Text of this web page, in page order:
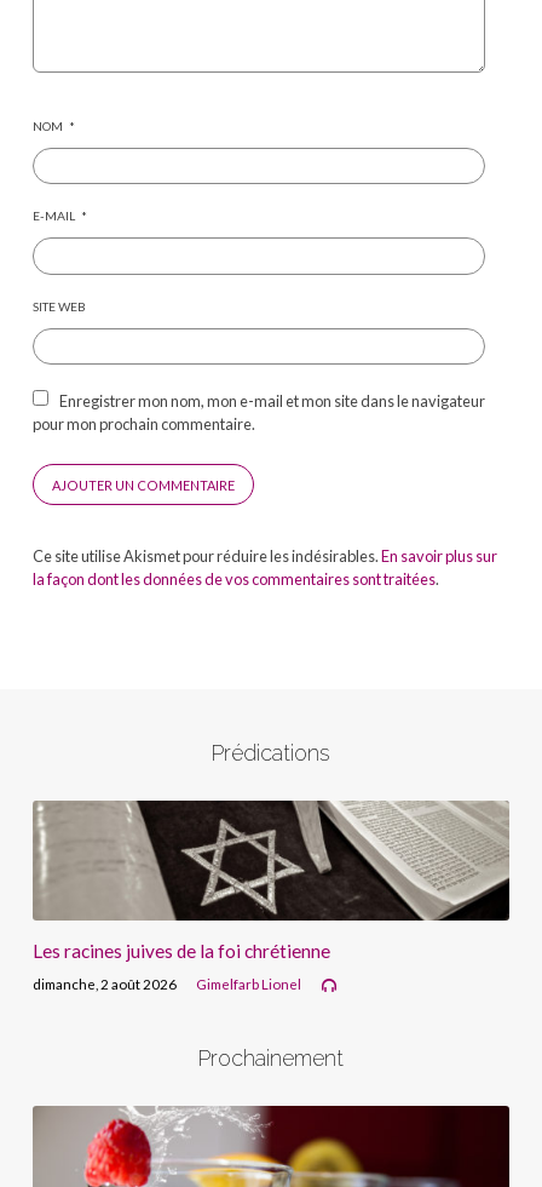
NOM *
E-MAIL *
SITE WEB
Enregistrer mon nom, mon e-mail et mon site dans le navigateur
pour mon prochain commentaire.
Ce site utilise Akismet pour réduire les indésirables.En savoir plus sur
la façon dont les données de vos commentaires sont traitées.
Prédications
Les racines juives de la foi chrétienne
dimanche, 2 août 2026 Gimelfarb Lionel
Prochainement